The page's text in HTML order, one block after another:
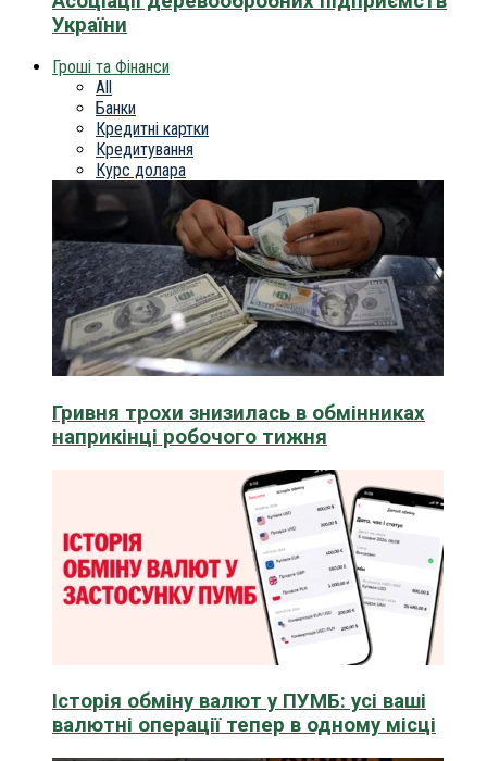
України
Гроші та Фінанси
All
Банки
Кредитні картки
Кредитування
Курс долара
Гривня трохи знизилась в обмінниках
наприкінці робочого тижня
Історія обміну валют у ПУМБ: усі ваші
валютні операції тепер в одному місці